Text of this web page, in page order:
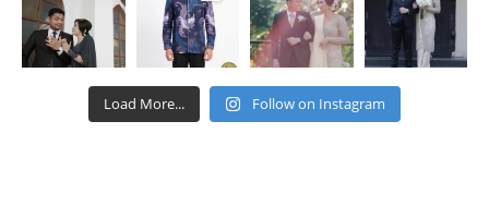
Load More... Follow on Instagram